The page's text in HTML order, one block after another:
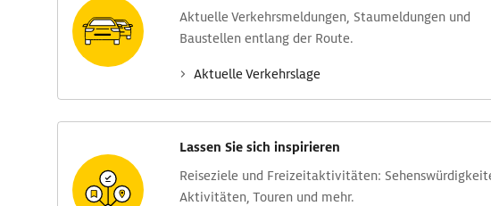
Aktuelle Verkehrs­meldungen, Stau­meldungen und
Baustellen entlang der Route.
Aktuelle Verkehrs­lage
Lassen Sie sich inspirieren
Reise­ziele und Freizeit­aktivitäten:
Aktivitäten, Touren und mehr.